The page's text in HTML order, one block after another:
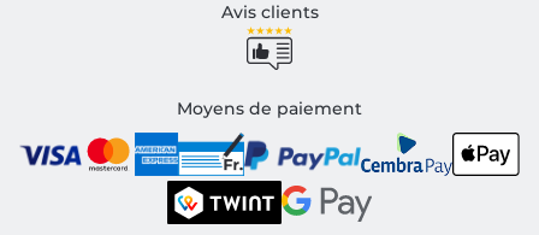
Avis clients
Moyens de paiement